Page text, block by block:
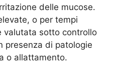
delle mucose.
o per tempi
valutata sotto controllo
presenza di patologie
o allattamento.